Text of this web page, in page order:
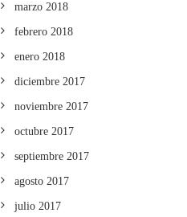
marzo 2018
febrero 2018
enero 2018
diciembre 2017
noviembre 2017
octubre 2017
septiembre 2017
agosto 2017
julio 2017